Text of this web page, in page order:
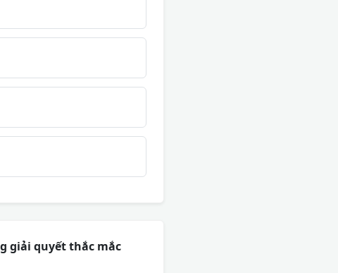
giải quyết thắc mắc